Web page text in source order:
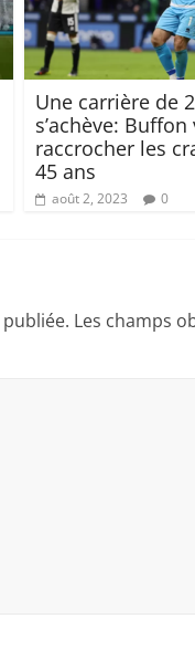
Une carrière de
s’achève: Buffon
raccrocher les
45 ans
août 2, 2023 0
Les champs